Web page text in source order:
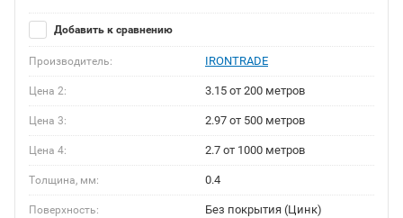
Добавить к сравнению
Производитель: IRONTRADE
Цена 2: 3.15 от 200 метров
Цена 3: 2.97 от 500 метров
Цена 4: 2.7 от 1000 метров
Толщина, мм: 0.4
Поверхность: Без покрытия (Цинк)